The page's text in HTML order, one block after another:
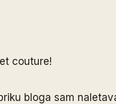
couture!
bloga sam